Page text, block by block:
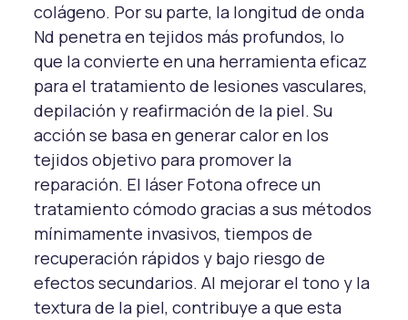
colágeno. Por su parte, la longitud de onda
Nd penetra en tejidos más profundos, lo
que la convierte en una herramienta eficaz
para el tratamiento de lesiones vasculares,
depilación y reafirmación de la piel. Su
acción se basa en generar calor en los
tejidos objetivo para promover la
reparación. El láser Fotona ofrece un
tratamiento cómodo gracias a sus métodos
mínimamente invasivos, tiempos de
recuperación rápidos y bajo riesgo de
efectos secundarios. Al mejorar el tono y la
textura de la piel, contribuye a que esta